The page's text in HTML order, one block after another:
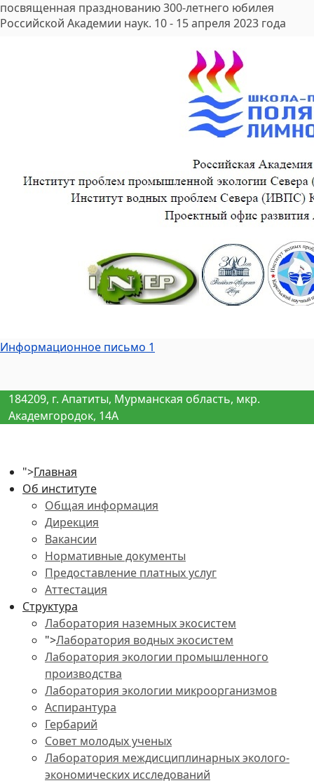
посвященная празднованию 300-летнего юбилея
Российской Академии наук. 10 - 15 апреля 2023 года
Информационное письмо 1
184209, г. Апатиты, Мурманская область, мкр.
Академгородок, 14А
">Главная
Об институте
Общая информация
Дирекция
Вакансии
Нормативные документы
Предоставление платных услуг
Аттестация
Структура
Лаборатория наземных экосистем
">Лаборатория водных экосистем
Лаборатория экологии промышленного
производства
Лаборатория экологии микроорганизмов
Аспирантура
Гербарий
Совет молодых ученых
Лаборатория междисциплинарных эколого-
экономических исследований